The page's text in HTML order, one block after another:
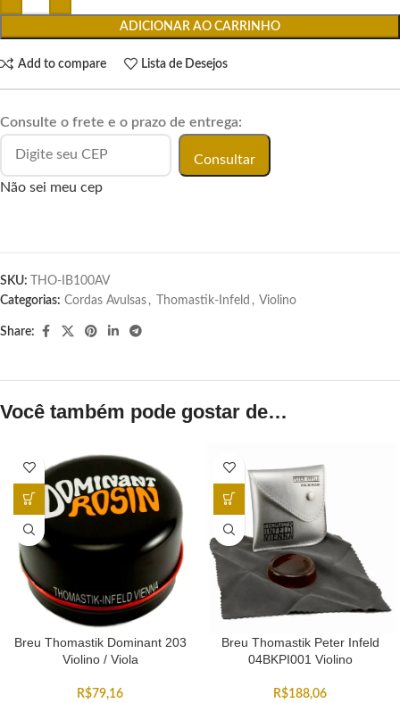
ADICIONAR AO CARRINHO
Add to compare Lista de Desejos
Consulte o frete e o prazo de entrega:
Consultar
Não sei meu cep
SKU:
THO-IB100AV
Categorias: Cordas Avulsas , Thomastik-Infeld , Violino
Share:
Você também pode gostar de…
Breu Thomastik Dominant 203
Violino / Viola
R$79,16
Breu Thomastik Peter Infeld
04BKPI001 Violino
R$188,06